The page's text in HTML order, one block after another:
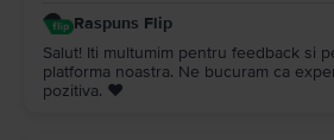
Raspuns Flip
Salut! Iti multumim pentru feedback si
platforma noastra. Ne bucuram ca
pozitiva. ❤️